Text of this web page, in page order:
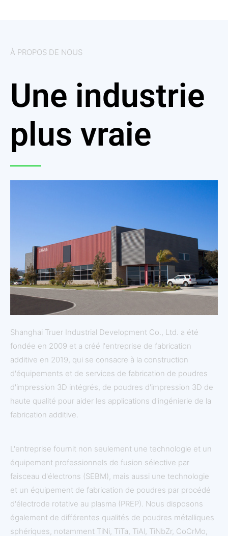
À PROPOS DE NOUS
Une industrie
plus vraie
Shanghai Truer Industrial Development Co., Ltd. a été
fondée en 2009 et a créé l'entreprise de fabrication
additive en 2019, qui se consacre à la construction
d'équipements et de services de fabrication de poudres
d'impression 3D intégrés, de poudres d'impression 3D de
haute qualité pour aider les applications d'ingénierie de la
fabrication additive.
L'entreprise fournit non seulement une technologie et un
équipement professionnels de fusion sélective par
faisceau d'électrons (SEBM), mais aussi une technologie
et un équipement de fabrication de poudres par procédé
d'électrode rotative au plasma (PREP). Nous disposons
également de différentes qualités de poudres métalliques
sphériques, notamment TiNi, TiTa, TiAl, TiNbZr, CoCrMo,